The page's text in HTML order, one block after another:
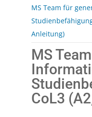
MS Team für
Anleitung)
MS
CoL3